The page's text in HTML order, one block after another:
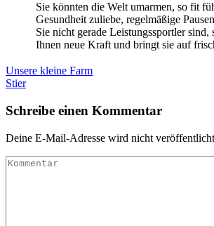
Sie könnten die Welt umarmen, so fit
Gesundheit zuliebe, regelmäßige
Sie nicht gerade Leistungssportler sind,
Ihnen neue Kraft und bringt sie auf
Beitragsnavigation
Unsere kleine Farm
Stier
Schreibe einen Kommentar
Deine E-Mail-Adresse wird nicht
Kommentar